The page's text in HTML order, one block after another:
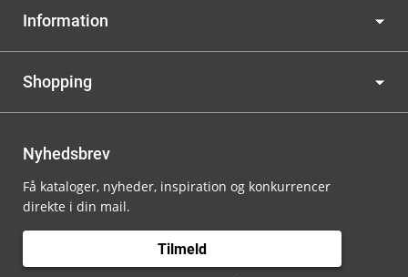
Information
Shopping
Nyhedsbrev
Få kataloger, nyheder, inspiration og konkurrencer
direkte i din mail.
Tilmeld